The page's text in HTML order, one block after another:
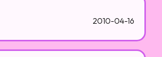
2010-04-16